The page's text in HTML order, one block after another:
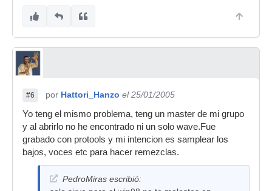
#6 por Hattori_Hanzo el 25/01/2005
Yo teng el mismo problema, teng un master de mi grupo
y al abrirlo no he encontrado ni un solo wave.Fue
grabado con protools y mi intencion es samplear los
bajos, voces etc para hacer remezclas.
PedroMiras escribió: